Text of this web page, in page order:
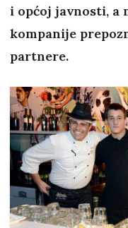
i općoj javnosti, a
kompanije
partnere.